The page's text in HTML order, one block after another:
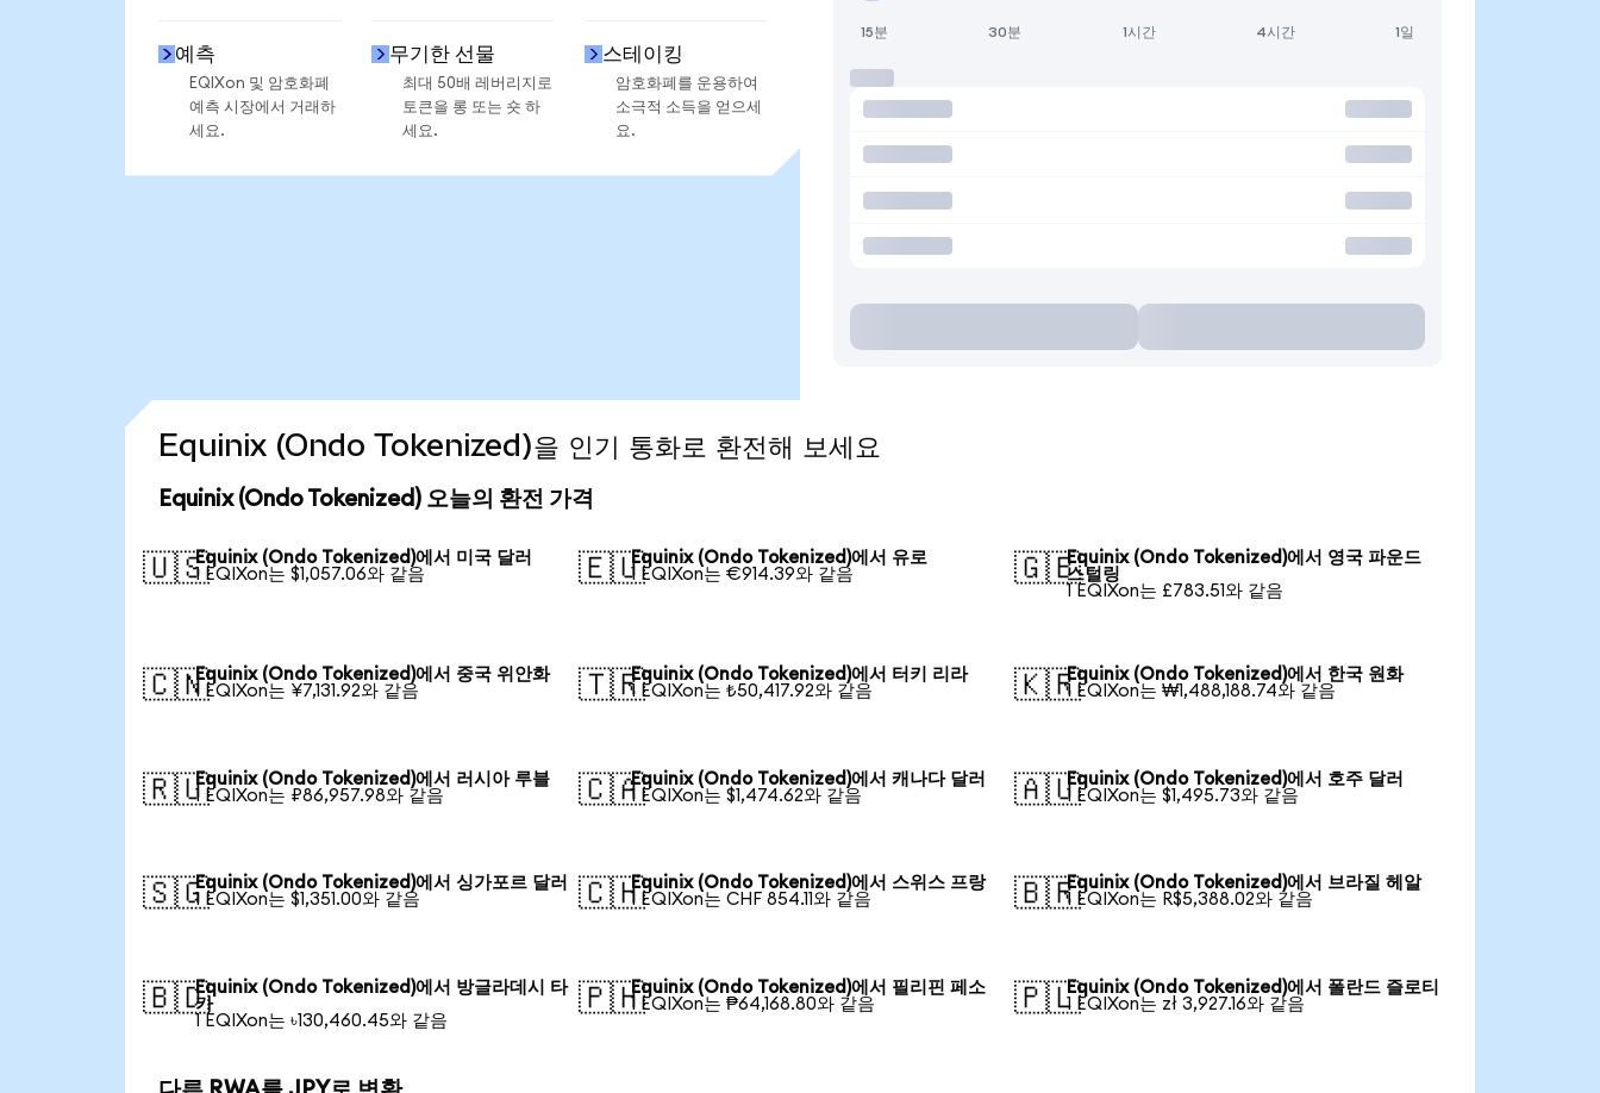
예측
EQIXon 및 암호화폐
예측 시장에서 거래하
세요.
무기한 선물
최대 50배 레버리지로
토큰을 롱 또는 숏 하
세요.
스테이킹
암호화폐를 운용하여
소극적 소득을 얻으세
요.
15분 30분 1시간 4시간 1일
Equinix (Ondo Tokenized)을 인기 통화로 환전해 보세요
Equinix (Ondo Tokenized) 오늘의 환전 가격
🇺🇸Equinix (Ondo Tokenized)에서 미국 달러
1 EQIXon는 $1,057.06와 같음
🇪🇺Equinix (Ondo Tokenized)에서 유로
1 EQIXon는 €914.39와 같음
🇬🇧Equinix (Ondo Tokenized)에서 영국 파운드
스털링
1 EQIXon는 £783.51와 같음
🇨🇳Equinix (Ondo Tokenized)에서 중국 위안화
1 EQIXon는 ¥7,131.92와 같음
🇹🇷Equinix (Ondo Tokenized)에서 터키 리라
1 EQIXon는 ₺50,417.92와 같음
🇰🇷Equinix (Ondo Tokenized)에서 한국 원화
1 EQIXon는 ₩1,488,188.74와 같음
🇷🇺Equinix (Ondo Tokenized)에서 러시아 루블
1 EQIXon는 ₽86,957.98와 같음
🇨🇦Equinix (Ondo Tokenized)에서 캐나다 달러
1 EQIXon는 $1,474.62와 같음
🇦🇺Equinix (Ondo Tokenized)에서 호주 달러
1 EQIXon는 $1,495.73와 같음
🇸🇬Equinix (Ondo Tokenized)에서 싱가포르 달러
1 EQIXon는 $1,351.00와 같음
🇨🇭Equinix (Ondo Tokenized)에서 스위스 프랑
1 EQIXon는 CHF 854.11와 같음
🇧🇷Equinix (Ondo Tokenized)에서 브라질 헤알
1 EQIXon는 R$5,388.02와 같음
🇧🇩Equinix (Ondo Tokenized)에서 방글라데시 타
카
1 EQIXon는 ৳130,460.45와 같음
🇵🇭Equinix (Ondo Tokenized)에서 필리핀 페소
1 EQIXon는 ₱64,168.80와 같음
🇵🇱Equinix (Ondo Tokenized)에서 폴란드 즐로티
1 EQIXon는 zł 3,927.16와 같음